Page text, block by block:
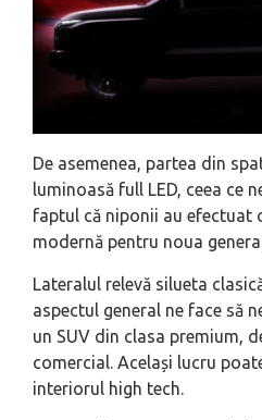
De asemenea, partea din
luminoasă full LED, ceea ce
faptul că niponii au efectuat
modernă pentru noua
Lateralul relevă silueta
aspectul general ne face să
un SUV din clasa premium,
comercial. Același lucru
interiorul high tech.